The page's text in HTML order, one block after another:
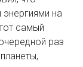
на
самый
раз